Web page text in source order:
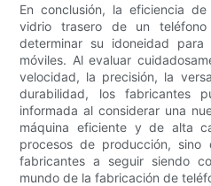
En conclusión, la eficiencia
vidrio trasero de un
determinar su idoneidad
móviles. Al evaluar
velocidad, la precisión, la
durabilidad, los fabricantes
informada al considerar una
máquina eficiente y de alta
procesos de producción,
fabricantes a seguir siendo
mundo de la fabricación de